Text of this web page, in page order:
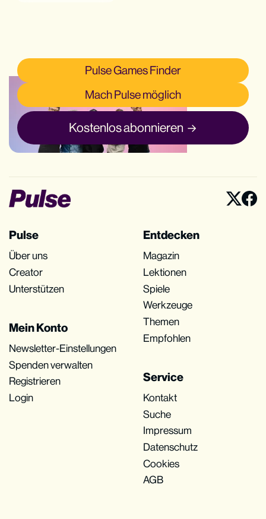
Pulse Games Finder
Mach Pulse möglich
Kostenlos abonnieren
Pulse
Über uns
Creator
Unterstützen
Entdecken
Magazin
Lektionen
Spiele
Werkzeuge
Themen
Empfohlen
Mein Konto
Newsletter-Einstellungen
Spenden verwalten
Registrieren
Login
Service
Kontakt
Suche
Impressum
Datenschutz
Cookies
AGB